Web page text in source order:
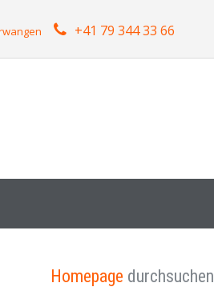
+41 79 344 33 66
Homepage durchsuchen